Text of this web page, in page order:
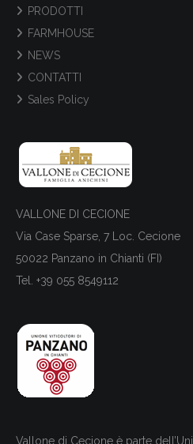
PRODOTTI
FARMHOUSE
NEWS
CONTATTI
Sales Policy
VALLONE DI CECIONE
Via Case Sparse, 7 Loc. Cecione
50022 Panzano in Chianti (FI)
Tel. +39 055 8549112
Vallone di Cecione è parte